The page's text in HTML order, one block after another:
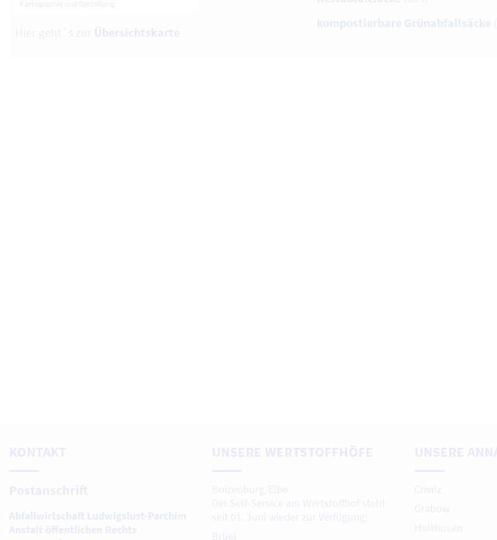
Hier geht´s zur Übersichtskarte
kompostierbare Grünabfallsäcke
KONTAKT
Postanschrift
Abfallwirtschaft Ludwigslust-Parchim
Anstalt öffentlichen Rechts
UNSERE WERTSTOFFHÖFE
Boizenburg/Elbe
Der Self-Service am Wertstoffhof steht
seit 01. Juni wieder zur Verfügung!
Brüel
UNSERE
Crivitz
Grabow
Holthusen